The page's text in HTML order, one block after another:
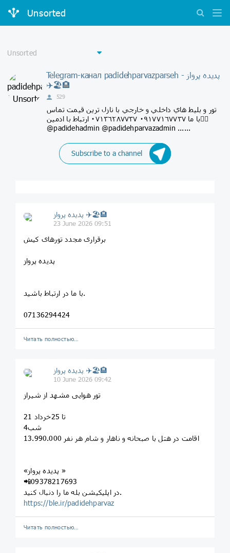
Unsorted
Telegram-канал padidehparvazparseh - پديده پرواز
✈️🏖🏨
529
تور و بليط هاي داخلي و خارجي با نازل ترين قيمت تماس
با ما ٠٩١٧٧١٦٧٧٣٧ ٠٧١٣٦٢٨٧٧٣٧ ارتباط با ادمين👇🏻
@padidehadmin @padidehparvazadmin ......
Subscribe to a channel
پديده پرواز ✈️🏖🏨
23 June 2026 09:51
برقراری مجدد تورهای کیش
پدیده پرواز
با ما در ارتباط باشید.
07136294424
Читать полностью…
پديده پرواز ✈️🏖🏨
10 June 2026 09:42
تور هوایی مشهد از شیراز
21 تا 25خرداد
4شب
اقامت در هتل با صبحانه و ناهار و شام هر نفر 13.990.000
«پدیده پرواز »
📲09378217693
در اپلیکیشن بله ما را دنبال کنید.
https://ble.ir/padidehparvaz
Читать полностью…